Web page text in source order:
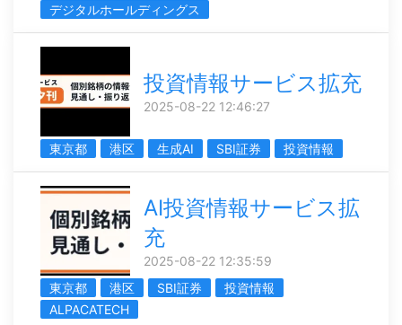
デジタルホールディングス
投資情報サービス拡充
2025-08-22 12:46:27
東京都 港区 生成AI SBI証券 投資情報
AI投資情報サービス拡
充
2025-08-22 12:35:59
東京都
港区 SBI証券
投資情報
ALPACATECH